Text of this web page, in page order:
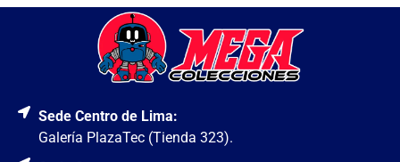
Sede Centro de Lima:
Galería PlazaTec (Tienda 323).